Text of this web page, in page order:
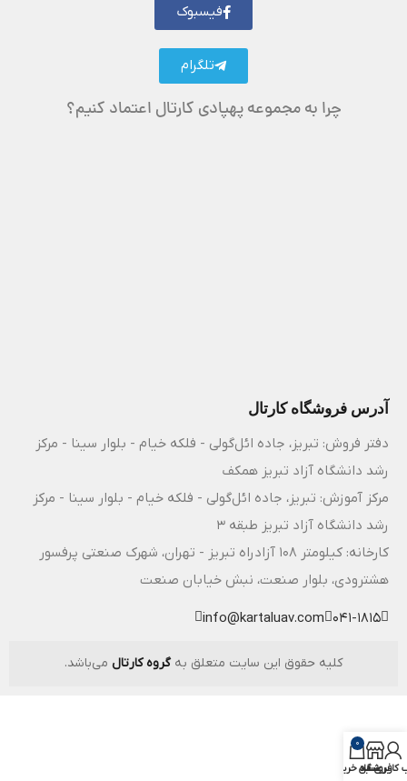
فیسبوک
تلگرام
چرا به مجموعه پهپادی کارتال اعتماد کنیم؟
آدرس فروشگاه کارتال
دفتر فروش: تبریز، جاده ائل‌گولی - فلکه خیام - بلوار سینا - مرکز
رشد دانشگاه آزاد تبریز همکف
مرکز آموزش: تبریز، جاده ائل‌گولی - فلکه خیام - بلوار سینا - مرکز
رشد دانشگاه آزاد تبریز طبقه 3
کارخانه: کیلومتر ۱۰۸ آزادراه تبریز - تهران، شهرک صنعتی پرفسور
هشترودی، بلوار صنعت، نبش خیابان صنعت
041-1815
info@kartaluav.com
کلیه حقوق این سایت متعلق بهگروه کارتال می‌باشد.
کاربری من
فروشگاه
0
سبد خرید